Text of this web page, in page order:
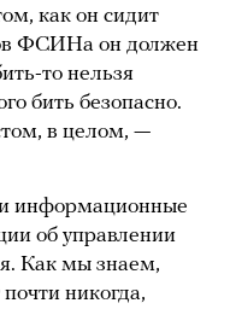
как он сидит
ФСИНа он должен
то нельзя
бить безопасно.
в целом, —
информационные
об управлении
Как мы знаем,
никогда,